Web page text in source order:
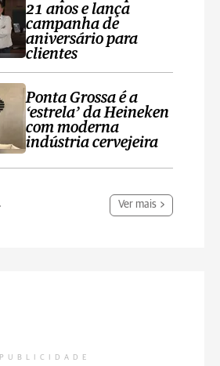
21 anos e lança
campanha de
aniversário para
clientes
Ponta Grossa é a
‘estrela’ da Heineken
com moderna
indústria cervejeira
Ver mais
PUBLICIDADE